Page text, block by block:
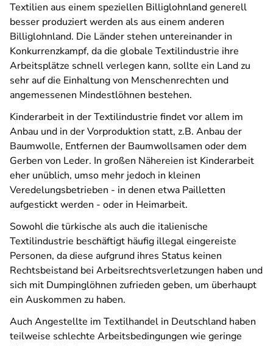
Textilien aus einem speziellen Billiglohnland generell
besser produziert werden als aus einem anderen
Billiglohnland. Die Länder stehen untereinander in
Konkurrenzkampf, da die globale Textilindustrie ihre
Arbeitsplätze schnell verlegen kann, sollte ein Land zu
sehr auf die Einhaltung von Menschenrechten und
angemessenen Mindestlöhnen bestehen.
Kinderarbeit in der Textilindustrie findet vor allem im
Anbau und in der Vorproduktion statt, z.B. Anbau der
Baumwolle, Entfernen der Baumwollsamen oder dem
Gerben von Leder. In großen Nähereien ist Kinderarbeit
eher unüblich, umso mehr jedoch in kleinen
Veredelungsbetrieben - in denen etwa Pailletten
aufgestickt werden - oder in Heimarbeit.
Sowohl die türkische als auch die italienische
Textilindustrie beschäftigt häufig illegal eingereiste
Personen, da diese aufgrund ihres Status keinen
Rechtsbeistand bei Arbeitsrechtsverletzungen haben und
sich mit Dumpinglöhnen zufrieden geben, um überhaupt
ein Auskommen zu haben.
Auch Angestellte im Textilhandel in Deutschland haben
teilweise schlechte Arbeitsbedingungen wie geringe